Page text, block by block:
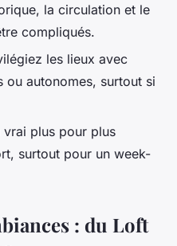
la circulation et le
compliqués.
les lieux avec
ou autonomes, surtout si
vrai plus pour plus
surtout pour un week-
: du Loft